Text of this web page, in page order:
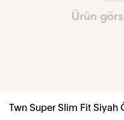
Twn Super Slim Fit